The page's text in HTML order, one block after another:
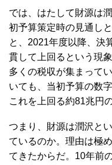
では、はたして財源は
初予算策定時の見通し
と、2021年度以降、決
貫して上回るという現
多くの税収が集まって
いても、当初予算の数
これを上回る約81兆円
つまり、財源は潤沢と
ているのか。理由は極
てきたからだ。10年前